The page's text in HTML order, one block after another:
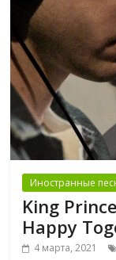
Иностранные
King
Happy
4 марта, 2021